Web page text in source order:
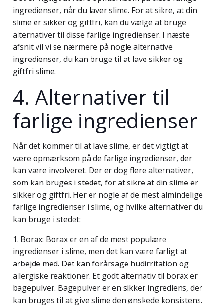
ingredienser, når du laver slime. For at sikre, at din
slime er sikker og giftfri, kan du vælge at bruge
alternativer til disse farlige ingredienser. I næste
afsnit vil vi se nærmere på nogle alternative
ingredienser, du kan bruge til at lave sikker og
giftfri slime.
4. Alternativer til
farlige ingredienser
Når det kommer til at lave slime, er det vigtigt at
være opmærksom på de farlige ingredienser, der
kan være involveret. Der er dog flere alternativer,
som kan bruges i stedet, for at sikre at din slime er
sikker og giftfri. Her er nogle af de mest almindelige
farlige ingredienser i slime, og hvilke alternativer du
kan bruge i stedet:
1. Borax: Borax er en af de mest populære
ingredienser i slime, men det kan være farligt at
arbejde med. Det kan forårsage hudirritation og
allergiske reaktioner. Et godt alternativ til borax er
bagepulver. Bagepulver er en sikker ingrediens, der
kan bruges til at give slime den ønskede konsistens.